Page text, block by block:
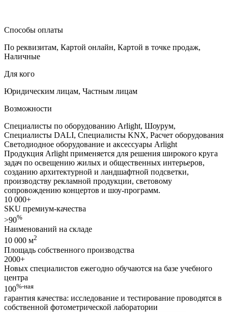
Способы оплаты
По реквизитам, Картой онлайн, Картой в точке продаж,
Наличные
Для кого
Юридическим лицам, Частным лицам
Возможности
Специалисты по оборудованию Arlight, Шоурум,
Специалисты DALI, Специалисты KNX, Расчет оборудования
Светодиодное оборудование и аксессуары Arlight
Продукция Arlight применяется для решения широкого круга
задач по освещению жилых и общественных интерьеров,
созданию архитектурной и ландшафтной подсветки,
производству рекламной продукции, световому
сопровождению концертов и шоу-программ.
10 000+
SKU премиум-качества
>90%
Наименований на складе
10 000 м2
Площадь собственного производства
2000+
Новых специалистов ежегодно обучаются на базе учебного
центра
100%-ная
гарантия качества: исследование и тестирование проводятся в
собственной фотометрической лаборатории